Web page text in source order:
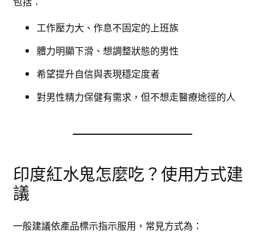
工作壓力大、作息不固定的上班族
體力明顯下滑、想調整狀態的男性
希望提升自信與表現穩定度者
對男性精力保健有需求，但不想走醫療途徑的人
印度紅水鬼怎麼吃？使用方式建
議
一般建議依產品標示指示服用，常見方式為：